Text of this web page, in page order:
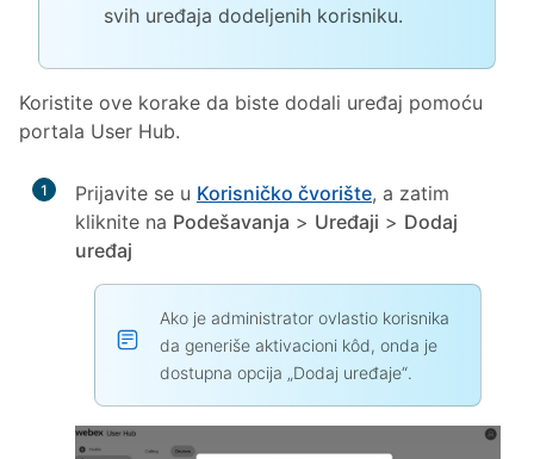
svih uređaja dodeljenih korisniku.
Koristite ove korake da biste dodali uređaj pomoću
portala User Hub.
1 Prijavite se u Korisničko čvorište, a zatim
kliknite na Podešavanja > Uređaji > Dodaj
uređaj
Ako je administrator ovlastio korisnika
da generiše aktivacioni kôd, onda je
dostupna opcija „Dodaj uređaje“.